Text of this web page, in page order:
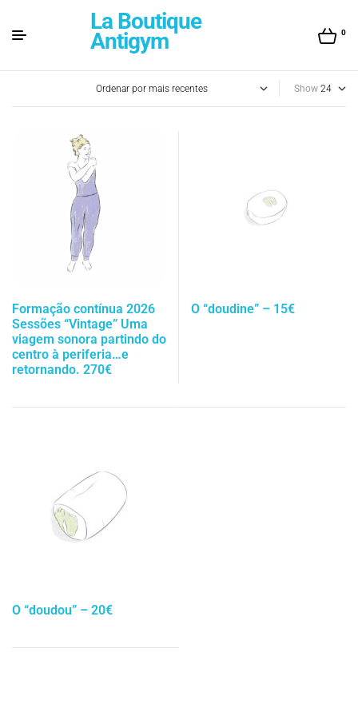
La Boutique
Antigym 0
Show
Formação contínua 2026
Sessões “Vintage” Uma
viagem sonora partindo do
centro à periferia…e
retornando. 270€
O “doudine” – 15€
O “doudou” – 20€